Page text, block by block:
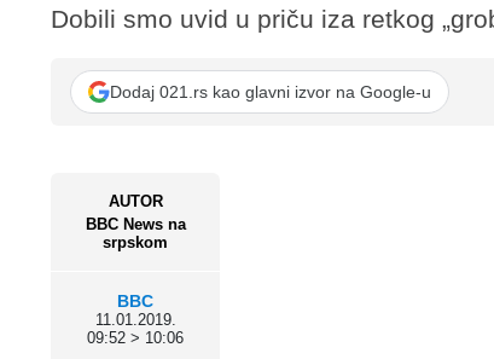
AUTOR
BBC News na
srpskom
BBC
11.01.2019.
09:52 > 10:06
Dobili smo uvid u priču iza retkog
Dodaj 021.rs kao glavni izvor na Google-u